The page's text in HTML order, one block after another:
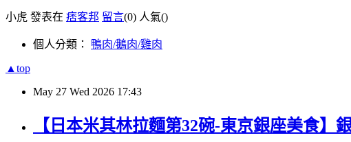
小虎 發表在 痞客邦 留言(0) 人氣()
個人分類： 鴨肉/鵝肉/雞肉
▲top
May 27 Wed 2026 17:43
【日本米其林拉麵第32碗-東京銀座美食